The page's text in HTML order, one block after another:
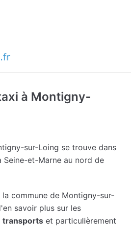
à Montigny-
sur-Loing se trouve dans
Seine-et-Marne au nord de
commune de Montigny-sur-
savoir plus sur les
transports et particulièrement